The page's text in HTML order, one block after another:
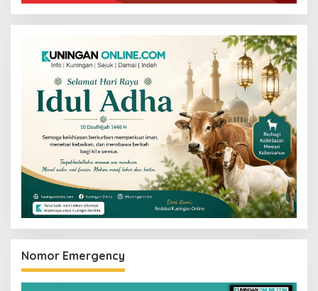
Nomor Emergency